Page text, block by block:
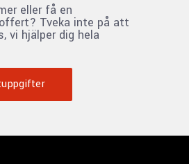
eller få en
Tveka inte på att
vi hjälper dig hela